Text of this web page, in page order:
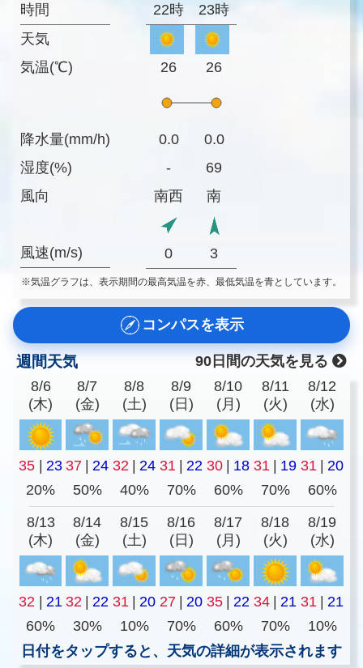
時間
天気
気温(℃)
降水量(mm/h)
湿度(%)
風向
風速(m/s)
22時 23時
26 26
0.0
0.0
-
69
南西
南
0 3
※気温グラフは、表示期間の最高気温を赤、最低気温を青としています。
コンパスを表示
週間天気
90日間の天気を見る
8/6
(木)
8/7
(金)
8/8
(土)
8/9
(日)
8/10
(月)
8/11
(火)
8/12
(水)
35 23 37 24 32 24 31 22 30 18 31 19 31
20
20%
50% 40% 70% 60% 70% 60%
8/13
(木)
8/14
(金)
8/15
(土)
8/16
(日)
8/17
(月)
8/18
(火)
8/19
(水)
32 21 32 22 31 20 27 20 35 22 34 21 31
21
60%
30% 10% 70% 60% 70%
10%
日付をタップすると、天気の詳細が表示されます